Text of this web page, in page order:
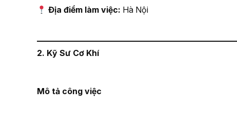
Địa điểm làm việc: Hà Nội
2. Kỹ Sư Cơ Khí
Mô tả công việc